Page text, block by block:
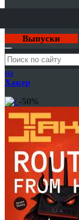
Выпуски
Годовая
подписка
на
Хакер
-50%